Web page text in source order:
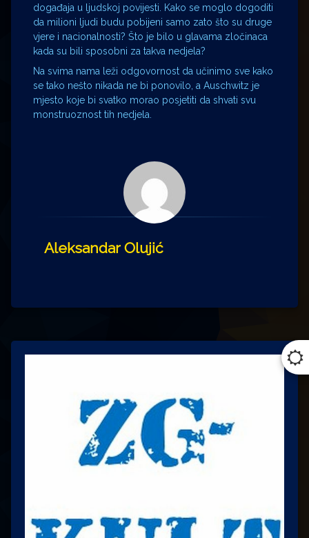
događaja u ljudskoj povijesti. Kako se moglo dogoditi
da milioni ljudi budu pobijeni samo zato što su druge
vjere i nacionalnosti? Što je bilo u glavama zločinaca
kada su bili sposobni za takva nedjela?
Na svima nama leži odgovornost da učinimo sve kako
se tako nešto nikada ne bi ponovilo, a Auschwitz je
mjesto koje bi svatko morao posjetiti da shvati svu
monstruoznost tih nedjela.
Aleksandar Olujić